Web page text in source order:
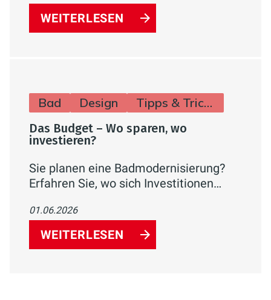
Wasseraufbereitung sparen können.
WEITERLESEN
Bad Design Tipps & Tricks
Das Budget – Wo sparen, wo
investieren?
Sie planen eine Badmodernisierung?
Erfahren Sie, wo sich Investitionen
Installation, Lüftung) und an welchen
Stellen Sie clever sparen können –
inklusive Kostenrichtwerten.
01.06.2026
WEITERLESEN